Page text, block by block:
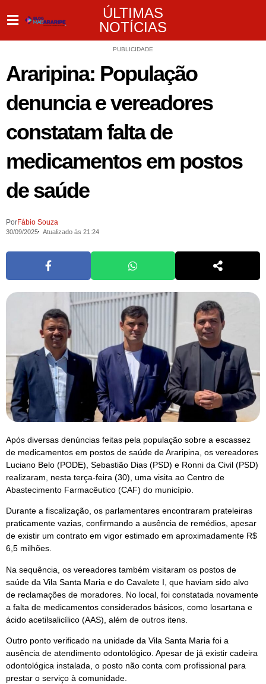
ÚLTIMAS
NOTÍCIAS
PUBLICIDADE
Araripina: População
denuncia e vereadores
constatam falta de
medicamentos em postos
de saúde
PorFábio Souza
30/09/2025 Atualizado às 21:24
Após diversas denúncias feitas pela população sobre a escassez
de medicamentos em postos de saúde de Araripina, os vereadores
Luciano Belo (PODE), Sebastião Dias (PSD) e Ronni da Civil (PSD)
realizaram, nesta terça-feira (30), uma visita ao Centro de
Abastecimento Farmacêutico (CAF) do município.
Durante a fiscalização, os parlamentares encontraram prateleiras
praticamente vazias, confirmando a ausência de remédios, apesar
de existir um contrato em vigor estimado em aproximadamente R$
6,5 milhões.
Na sequência, os vereadores também visitaram os postos de
saúde da Vila Santa Maria e do Cavalete I, que haviam sido alvo
de reclamações de moradores. No local, foi constatada novamente
a falta de medicamentos considerados básicos, como losartana e
ácido acetilsalicílico (AAS), além de outros itens.
Outro ponto verificado na unidade da Vila Santa Maria foi a
ausência de atendimento odontológico. Apesar de já existir cadeira
odontológica instalada, o posto não conta com profissional para
prestar o serviço à comunidade.